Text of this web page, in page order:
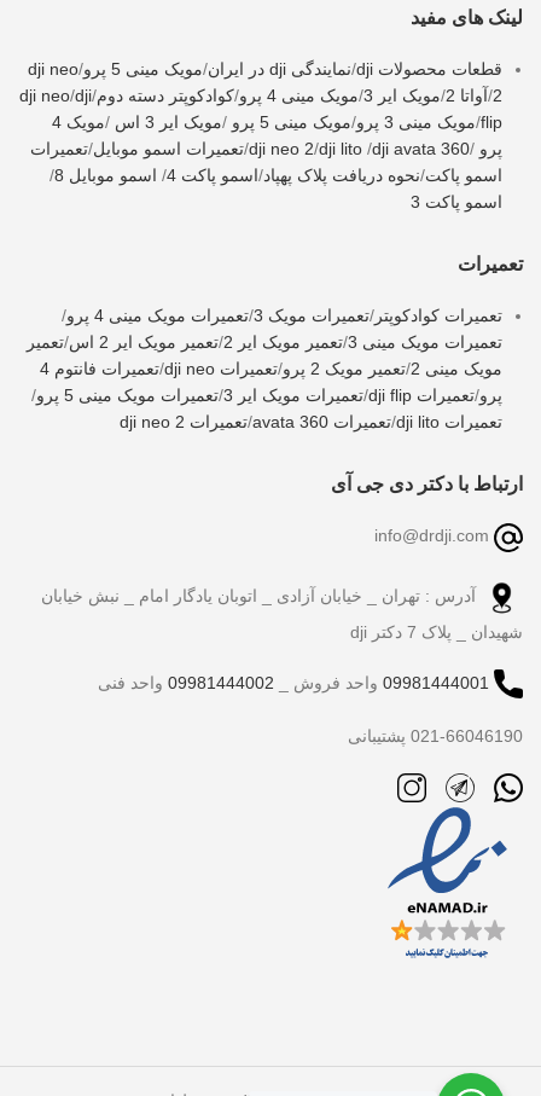
لینک های مفید
قطعات محصولات dji /نمایندگی dji در ایران /مویک مینی 5 پرو /
dji neo
2
/آواتا 2 /مویک ایر 3 /مویک مینی 4 پرو /کوادکوپتر دسته دوم/
dji neo/dji
flip
/مویک مینی 3 پرو /مویک مینی 5 پرو /مویک ایر 3 اس /
مویک 4
پرو /
dji neo 2/dji lito /dji avata 360
/تعمیرات اسمو موبایل/تعمیرات
اسمو پاکت/نحوه دریافت پلاک پهپاد/اسمو پاکت 4 / اسمو موبایل 8
/
اسمو پاکت 3
تعمیرات
تعمیرات کوادکوپتر /تعمیرات مویک 3 /تعمیرات مویک مینی 4 پرو
/
تعمیرات مویک مینی 3
/تعمیر مویک ایر 2 /تعمیر مویک ایر 2 اس /تعمیر
مویک مینی 2
/تعمیر مویک 2 پرو /تعمیرات dji neo /
تعمیرات فانتوم 4
پرو/تعمیرات dji flip /تعمیرات مویک ایر 3 /تعمیرات مویک مینی 5 پرو
/
تعمیرات dji lito
/تعمیرات avata 360 /تعمیرات dji neo 2
ارتباط با دکتر دی جی آی
آدرس : تهران _ خیابان آزادی _ اتوبان یادگار امام _ نبش خیابان
شهیدان _ پلاک 7 دکتر dji
09981444001 واحد فروش _ 09981444002 واحد فنی
021-66046190 پشتیبانی